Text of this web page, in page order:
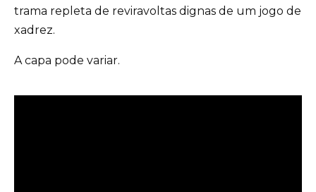
trama repleta de reviravoltas dignas de um jogo de
xadrez.
A capa pode variar.